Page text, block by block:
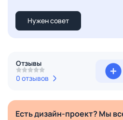
Нужен совет
Отзывы
0 отзывов
Есть дизайн-проект? Мы